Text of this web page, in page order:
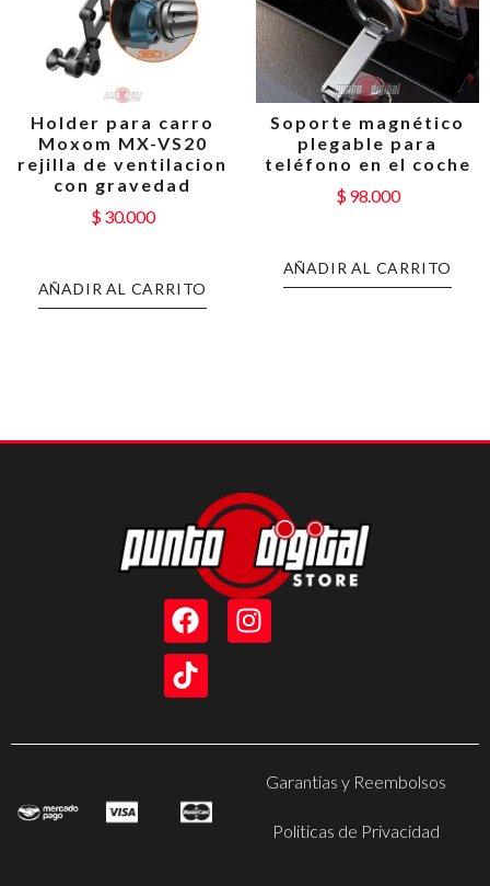
Holder para carro
Moxom MX-VS20
rejilla de ventilacion
con gravedad
$30.000
AÑADIR AL CARRITO
Soporte magnético
plegable para
teléfono en el coche
$98.000
AÑADIR AL CARRITO
Garantias y Reembolsos
Politicas de Privacidad